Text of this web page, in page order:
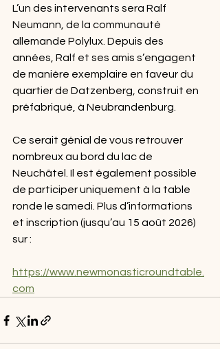
L’un des intervenants sera Ralf
Neumann, de la communauté
allemande Polylux. Depuis des
années, Ralf et ses amis s’engagent
de manière exemplaire en faveur du
quartier de Datzenberg, construit en
préfabriqué, à Neubrandenburg.
Ce serait génial de vous retrouver
nombreux au bord du lac de
Neuchâtel. Il est également possible
de participer uniquement à la table
ronde le samedi. Plus d’informations
et inscription (jusqu’au 15 août 2026)
sur :
https://www.newmonasticroundtable.
com